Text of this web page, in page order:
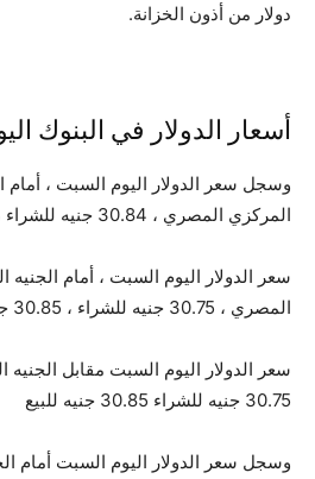
دولار من أذون الخزانة.
أسعار الدولار في البنوك
وسجل سعر الدولار اليوم السبت ، أمام
المركزي المصري ، 30.84 جنيه للشراء ، 30.93 جنيه للبيع.
سعر الدولار اليوم السبت ، أمام
المصري ، 30.75 جنيه للشراء ، 30.85 جنيه للبيع
سعر الدولار اليوم السبت مقابل
30.75 جنيه للشراء 30.85 جنيه للبيع
وسجل سعر الدولار اليوم السبت أمام